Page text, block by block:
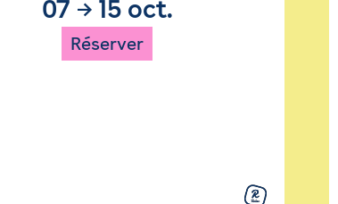
07 → 15 oct.
Réserver